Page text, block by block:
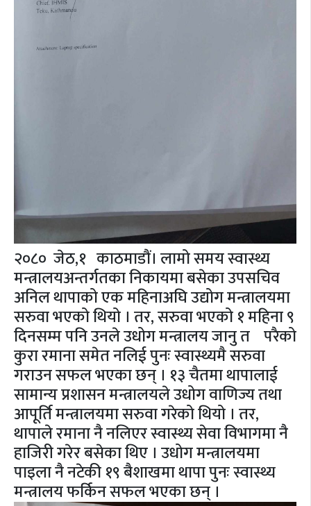
२०८० जेठ,१ काठमाडौं। लामो समय स्वास्थ्य
मन्त्रालयअन्तर्गतका निकायमा बसेका उपसचिव
अनिल थापाको एक महिनाअघि उद्योग मन्त्रालयमा
सरुवा भएको थियो । तर, सरुवा भएको १ महिना ९
दिनसम्म पनि उनले उधोग मन्त्रालय जानु त परैको
कुरा रमाना समेत नलिई पुनः स्वास्थ्यमै सरुवा
गराउन सफल भएका छन् । १३ चैतमा थापालाई
सामान्य प्रशासन मन्त्रालयले उधोग वाणिज्य तथा
आपूर्ति मन्त्रालयमा सरुवा गरेको थियो । तर,
थापाले रमाना नै नलिएर स्वास्थ्य सेवा विभागमा नै
हाजिरी गरेर बसेका थिए । उधोग मन्त्रालयमा
पाइला नै नटेकी १९ बैशाखमा थापा पुनः स्वास्थ्य
मन्त्रालय फर्किन सफल भएका छन् ।